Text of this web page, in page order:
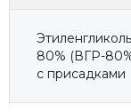
Этиленгликоль
80% (ВГР-
с присадками